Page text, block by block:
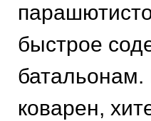
быстрое
батальонам.
коварен,